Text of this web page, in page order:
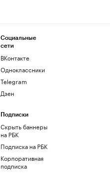
Социальные
сети
ВКонтакте
Одноклассники
Telegram
Дзен
Подписки
Скрыть баннеры
на РБК
Подписка на РБК
Корпоративная
подписка